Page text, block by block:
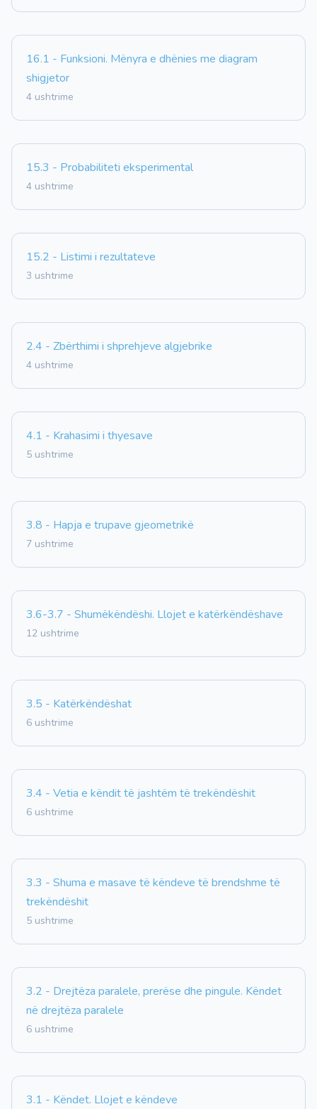
16.1 - Funksioni. Mënyra e dhënies me diagram
shigjetor
4 ushtrime
15.3 - Probabiliteti eksperimental
4 ushtrime
15.2 - Listimi i rezultateve
3 ushtrime
2.4 - Zbërthimi i shprehjeve algjebrike
4 ushtrime
4.1 - Krahasimi i thyesave
5 ushtrime
3.8 - Hapja e trupave gjeometrikë
7 ushtrime
3.6-3.7 - Shumëkëndëshi. Llojet e katërkëndëshave
12 ushtrime
3.5 - Katërkëndëshat
6 ushtrime
3.4 - Vetia e këndit të jashtëm të trekëndëshit
6 ushtrime
3.3 - Shuma e masave të këndeve të brendshme të
trekëndëshit
5 ushtrime
3.2 - Drejtëza paralele, prerëse dhe pingule. Këndet
në drejtëza paralele
6 ushtrime
3.1 - Këndet. Llojet e këndeve